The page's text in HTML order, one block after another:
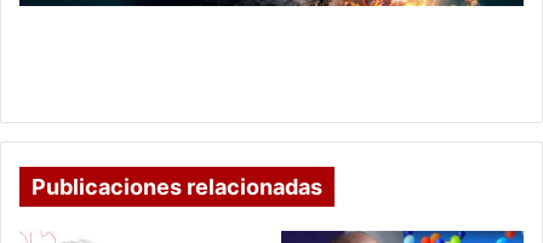
Deutche
Cambio
climático
Publicaciones relacionadas